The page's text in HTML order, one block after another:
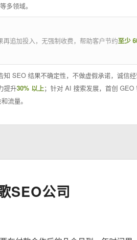
多领域。
再追加投入，无强制收费，帮助客户节约至少
SEO 结果不确定性，不做虚假承诺，诚信经
提升30% 以上；针对 AI 搜索发展，首创 GEO
流量。
SEO公司